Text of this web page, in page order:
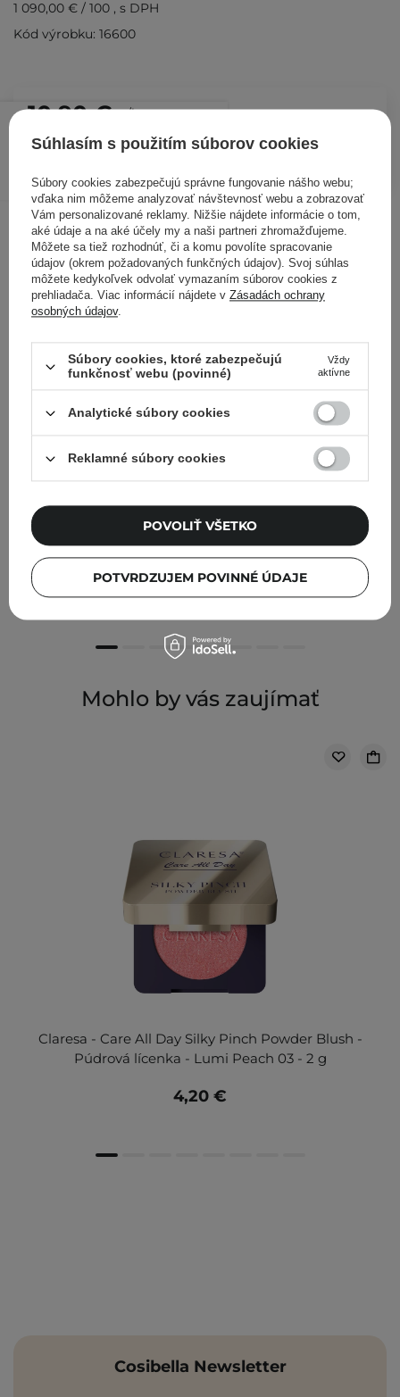
10,90 € /ks
PRIDAŤ DO KOŠÍKA
1 090,00 € / 100 , s DPH
Kód výrobku: 16600
Kontrolovali aj ďalší zákazníci
Bioderma - Sensibio Gel Moussant - Upokojujúci
micelárny gél s hydratačným účinkom - 200 ml
14,50 €
Mohlo by vás zaujímať
Claresa - Care All Day Silky Pinch Powder Blush -
Púdrová lícenka - Lumi Peach 03 - 2 g
4,20 €
Cosibella Newsletter
Súhlasím s použitím súborov cookies
Súbory cookies zabezpečujú správne fungovanie nášho webu;
vďaka nim môžeme analyzovať návštevnosť webu a zobrazovať
Vám personalizované reklamy. Nižšie nájdete informácie o tom,
aké údaje a na aké účely my a naši partneri zhromažďujeme.
Môžete sa tiež rozhodnúť, či a komu povolíte spracovanie
údajov (okrem požadovaných funkčných údajov). Svoj súhlas
môžete kedykoľvek odvolať vymazaním súborov cookies z
prehliadača. Viac informácií nájdete v Zásadách ochrany
osobných údajov.
Súbory cookies, ktoré zabezpečujú
funkčnosť webu (povinné)
Vždy
aktívne
Analytické súbory cookies
Reklamné súbory cookies
POTVRDZUJEM POVINNÉ ÚDAJE
POVOLIŤ VŠETKO